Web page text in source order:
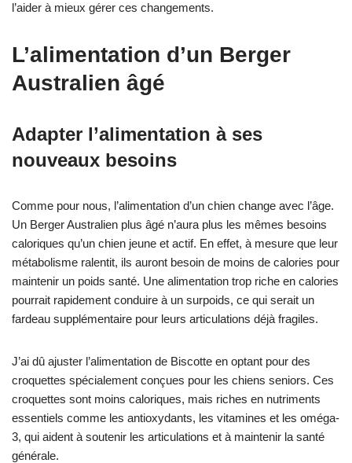
l’aider à mieux gérer ces changements.
L’alimentation d’un Berger
Australien âgé
Adapter l’alimentation à ses
nouveaux besoins
Comme pour nous, l’alimentation d’un chien change avec l’âge.
Un Berger Australien plus âgé n’aura plus les mêmes besoins
caloriques qu’un chien jeune et actif. En effet, à mesure que leur
métabolisme ralentit, ils auront besoin de moins de calories pour
maintenir un poids santé. Une alimentation trop riche en calories
pourrait rapidement conduire à un surpoids, ce qui serait un
fardeau supplémentaire pour leurs articulations déjà fragiles.
J’ai dû ajuster l’alimentation de Biscotte en optant pour des
croquettes spécialement conçues pour les chiens seniors. Ces
croquettes sont moins caloriques, mais riches en nutriments
essentiels comme les antioxydants, les vitamines et les oméga-
3, qui aident à soutenir les articulations et à maintenir la santé
générale.